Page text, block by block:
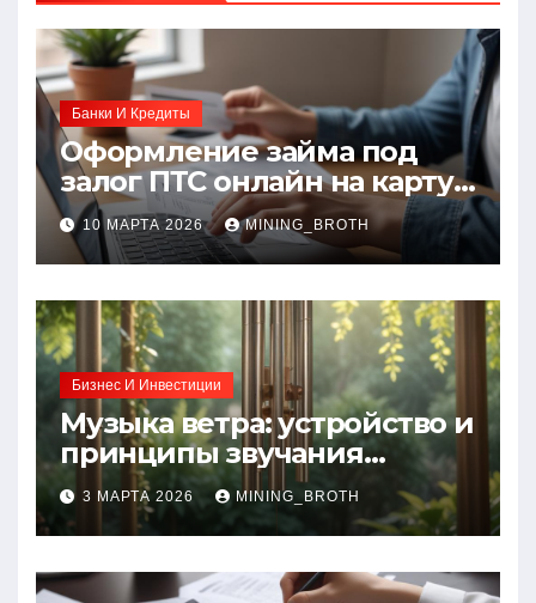
Банки И Кредиты
Оформление займа под
залог ПТС онлайн на карту
без визита в офис: порядок,
требования и документы
10 МАРТА 2026 MINING_BROTH
Бизнес И Инвестиции
Музыка ветра: устройство и
принципы звучания
колокольчиков
3 МАРТА 2026 MINING_BROTH